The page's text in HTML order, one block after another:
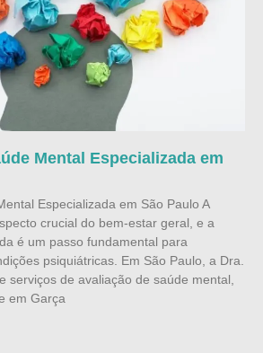
Mental Especializada em
Especializada em São Paulo A
crucial do bem-estar geral, e a
é um passo fundamental para
psiquiátricas. Em São Paulo, a Dra.
serviços de avaliação de saúde mental,
em Garça